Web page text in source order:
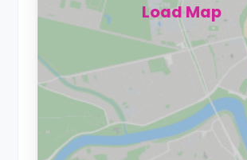
Load Map